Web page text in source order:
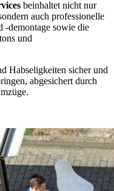
beinhaltet nicht nur
auch professionelle
-demontage sowie die
und
Habseligkeiten sicher und
abgesichert durch